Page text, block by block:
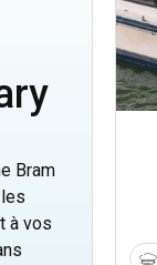
Bram
à vos